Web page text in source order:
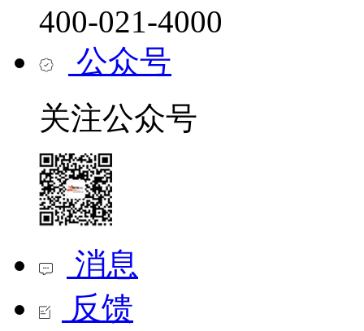
400-021-4000
公众号
关注公众号
消息
反馈